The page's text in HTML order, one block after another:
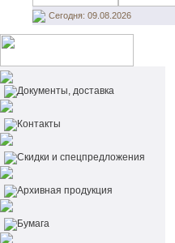
Сегодня: 09.08.2026
Документы, доставка
Контакты
Cкидки и спецпредложения
Архивная продукция
Бумага